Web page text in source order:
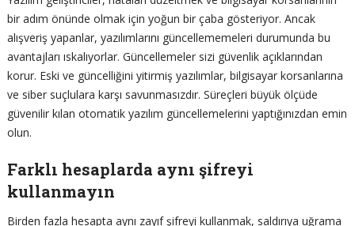
bir adım önünde olmak için yoğun bir çaba gösteriyor. Ancak
alışveriş yapanlar, yazılımlarını güncellememeleri durumunda bu
avantajları ıskalıyorlar. Güncellemeler sizi güvenlik açıklarından
korur. Eski ve güncelliğini yitirmiş yazılımlar, bilgisayar korsanlarına
ve siber suçlulara karşı savunmasızdır. Süreçleri büyük ölçüde
güvenilir kılan otomatik yazılım güncellemelerini yaptığınızdan emin
olun.
Farklı hesaplarda aynı şifreyi
kullanmayın
Birden fazla hesapta aynı zayıf şifreyi kullanmak, saldırıya uğrama